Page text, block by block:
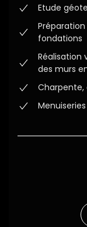
Etude
fondations
Réalisation
des murs
Charpente,